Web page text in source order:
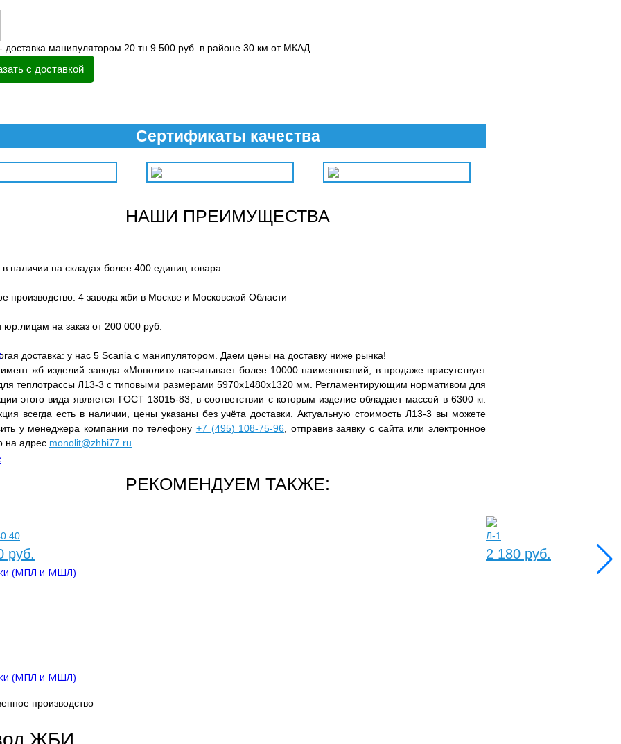
(МПЛ и МШЛ)
(МПЛ и МШЛ)
доставка манипулятором 20 тн 9 500 руб. в районе 30 км от МКАД
с доставкой
Сертификаты качества
НАШИ ПРЕИМУЩЕСТВА
в наличии на складах более 400 единиц товара
производство: 4 завода жби в Москве и Московской Области
юр.лицам на заказ от 200 000 руб.
доставка: у нас 5 Scania с манипулятором. Даем цены на доставку ниже рынка!
жб изделий завода «Монолит» насчитывает более 10000 наименований, в продаже присутствует
теплотрассы Л13-3 с типовыми размерами 5970x1480x1320 мм. Регламентирующим нормативом для
этого вида является ГОСТ 13015-83, в соответствии с которым изделие обладает массой в 6300 кг.
всегда есть в наличии, цены указаны без учёта доставки. Актуальную стоимость Л13-3 вы можете
у менеджера компании по телефону +7 (495) 108-75-96 , отправив заявку с сайта или электронное
на адрес monolit@zhbi77.ru
РЕКОМЕНДУЕМ ТАКЖЕ:
руб.
Л-1
2 180 руб.
производство
ЖБИ